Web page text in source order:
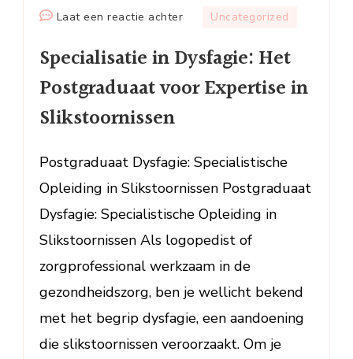
Laat een reactie achterop
in
Dysfagie:
Het
Expertise
in
Slikstoornissen
Uncategorized
Specialisatie in Dysfagie: Het
Postgraduaat voor Expertise in
Slikstoornissen
Postgraduaat Dysfagie: Specialistische
Opleiding in Slikstoornissen Postgraduaat
Dysfagie: Specialistische Opleiding in
Slikstoornissen Als logopedist of
zorgprofessional werkzaam in de
gezondheidszorg, ben je wellicht bekend
met het begrip dysfagie, een aandoening
die slikstoornissen veroorzaakt. Om je